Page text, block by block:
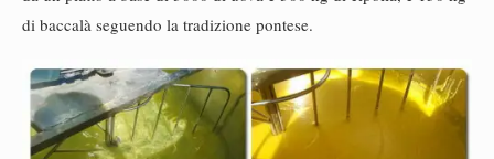
di baccalà seguendo la tradizione pontese.